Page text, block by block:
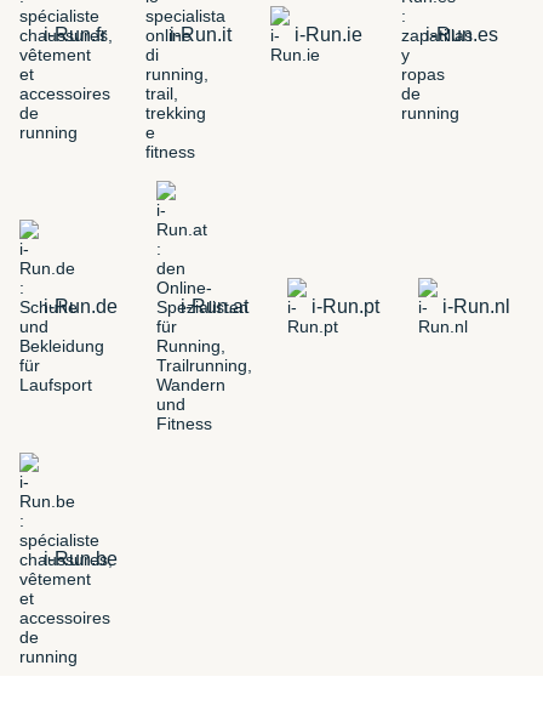
i-Run.fr i-Run.it i-Run.ie i-Run.es
i-Run.de i-Run.at i-Run.pt i-Run.nl
i-Run.be